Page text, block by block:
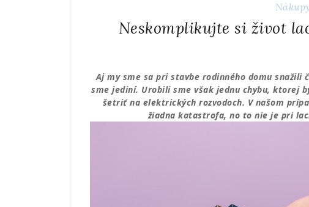
Neskomplikujte si život
Aj my sme sa pri stavbe rodinného domu snažili
sme jediní. Urobili sme však jednu chybu, ktorej
šetriť na elektrických rozvodoch. V našom
žiadna katastrofa, no to nie je pri